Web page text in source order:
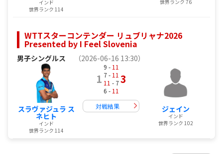
インド
世界ランク 114
世界ランク 76
WTTスターコンテンダー リュブリャナ2026
Presented by I Feel Slovenia
男子シングルス （2026-06-16 13:30）
スラヴァジュラ ス
ネヒト
インド
世界ランク 114
1
9 - 11
7 - 11
11 - 7
6 - 11
3
対戦結果 ジェイン
インド
世界ランク 102